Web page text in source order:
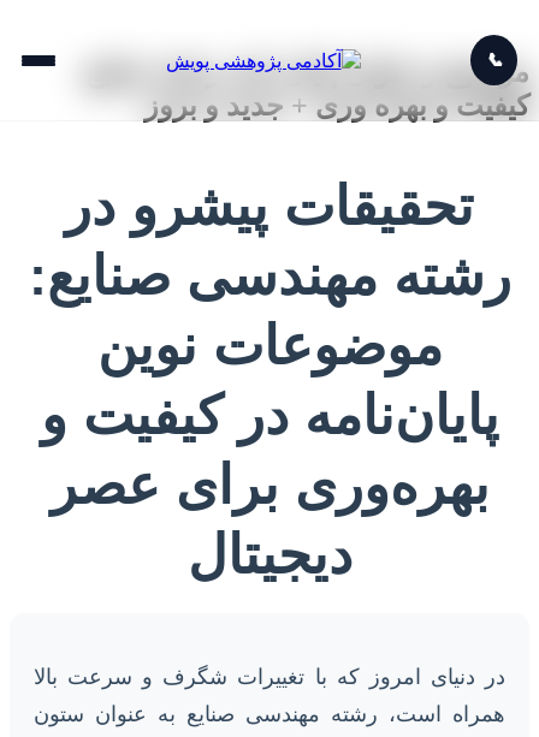
📞
موضوع و عنوان پایان نامه رشته صنایع
کیفیت و بهره وری + جدید و بروز
تحقیقات پیشرو در
رشته مهندسی صنایع:
موضوعات نوین
پایان‌نامه در کیفیت و
بهره‌وری برای عصر
دیجیتال
در دنیای امروز که با تغییرات شگرف و سرعت بالا
همراه است، رشته مهندسی صنایع به عنوان ستون